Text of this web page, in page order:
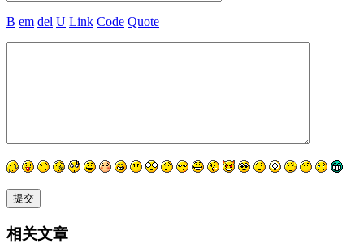
B em del U Link Code Quote
相关文章